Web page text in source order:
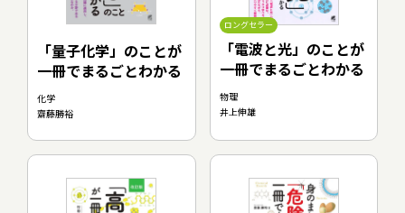
「量子化学」のことが
一冊でまるごとわかる
化学
齋藤勝裕
ロングセラー
「電波と光」のことが
一冊でまるごとわかる
物理
井上伸雄